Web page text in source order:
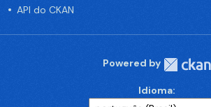
API do CKAN
Powered by
Idioma